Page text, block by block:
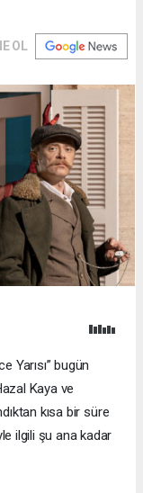
OL
Yarısı” bugün
Kaya ve
kısa bir süre
ilgili şu ana kadar